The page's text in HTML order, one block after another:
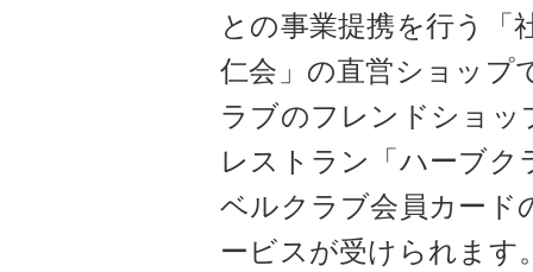
との事業提携を行う「
仁会」の直営ショップ
ラブのフレンドショ
レストラン「ハーブク
ベルクラブ会員カード
ービスが受けられま